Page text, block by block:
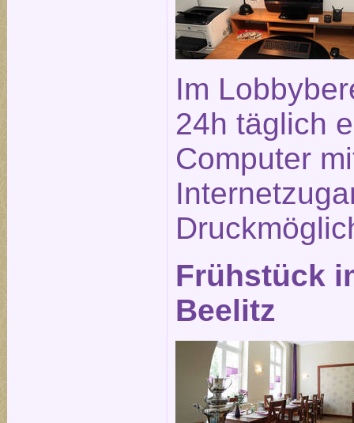
Im
24h täglich
Computer
Frühstück
Beelitz